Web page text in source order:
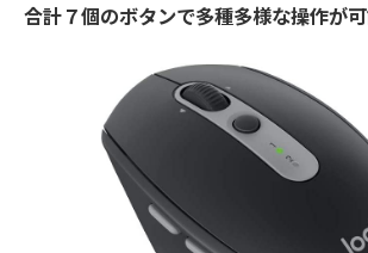
合計７個のボタンで多種多様な操作が